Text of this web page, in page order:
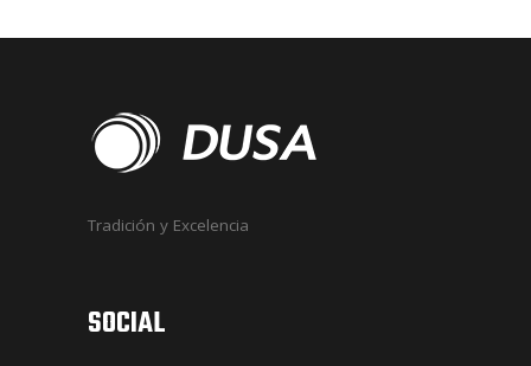
Tradición y Excelencia
SOCIAL